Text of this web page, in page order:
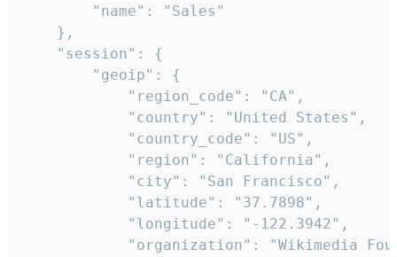
        "name": "Sales"
    },
    "session": {
        "geoip": {
            "region_code": "CA",
            "country": "United States",
            "country_code": "US",
            "region": "California",
            "city": "San Francisco",
            "latitude": "37.7898",
            "longitude": "-122.3942",
"organization": "Wikimedia